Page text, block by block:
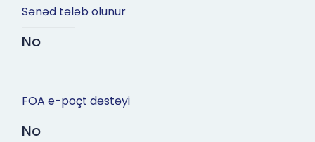
Sənəd tələb olunur
No
FOA e-poçt dəstəyi
No